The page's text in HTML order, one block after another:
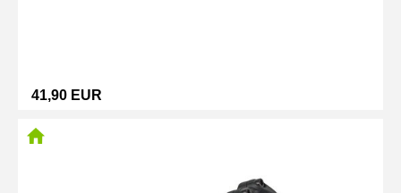
41,90 EUR